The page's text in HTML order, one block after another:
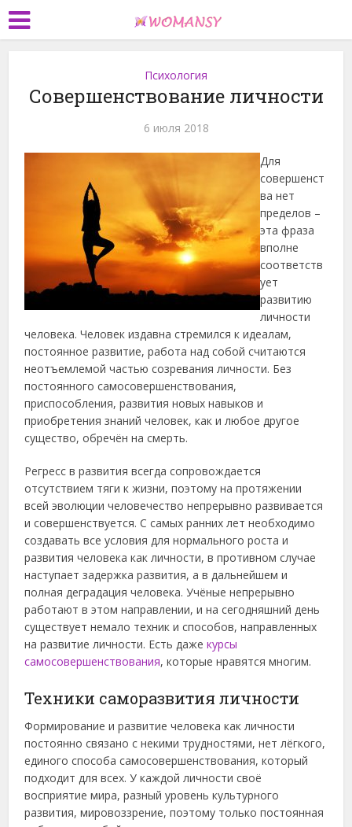
Психология
Совершенствование личности
6 июля 2018
Для
совершенст
ва нет
пределов –
эта фраза
вполне
соответств
ует
развитию
личности
человека. Человек издавна стремился к идеалам,
постоянное развитие, работа над собой считаются
неотъемлемой частью созревания личности. Без
постоянного самосовершенствования,
приспособления, развития новых навыков и
приобретения знаний человек, как и любое другое
существо, обречён на смерть.
Регресс в развития всегда сопровождается
отсутствием тяги к жизни, поэтому на протяжении
всей эволюции человечество непрерывно развивается
и совершенствуется. С самых ранних лет необходимо
создавать все условия для нормального роста и
развития человека как личности, в противном случае
наступает задержка развития, а в дальнейшем и
полная деградация человека. Учёные непрерывно
работают в этом направлении, и на сегодняшний день
существует немало техник и способов, направленных
на развитие личности. Есть дажекурсы
самосовершенствования, которые нравятся многим.
Техники саморазвития личности
Формирование и развитие человека как личности
постоянно связано с некими трудностями, нет лёгкого,
единого способа самосовершенствования, который
подходит для всех. У каждой личности своё
восприятие мира, разный уровень культурного
развития, мировоззрение, поэтому только постоянная